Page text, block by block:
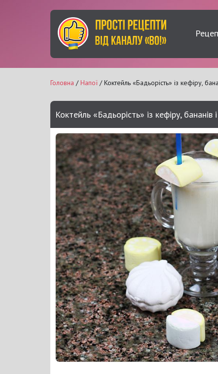
Головна /Напої / Коктейль «Бадьорість» із кефіру,
Коктейль «Бадьорість» із кефіру, бананів